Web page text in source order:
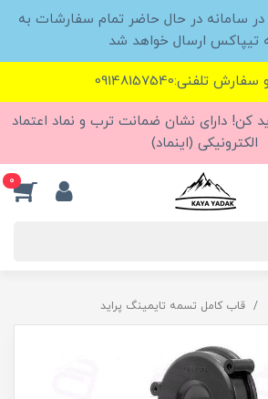
در سامانه در حال حاضر تمام سفارشات به
تیپاکس ارسال خواهد شد
تلفنی:09148157540
کن! دارای نشان ضمانت ترب و نماد اعتماد
الکترونیکی (اینماد)
0
قاب کامل تسمه تایمینگ پراید